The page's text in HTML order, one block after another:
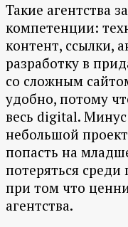
Такие агентства
компетенции:
контент, ссылки,
разработку в
со сложным
удобно, потому
весь digital.
небольшой
попасть на
потеряться
при том что
агентства.